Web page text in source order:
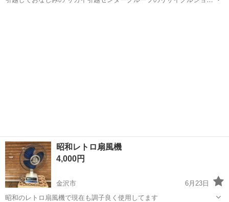
昭和レトロ扇風機
4,000円
金沢市
6月23日
昭和のレトロ扇風機で現在も調子良く使用してます